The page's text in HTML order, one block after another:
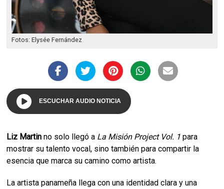
Fotos: Elysée Fernández
ESCUCHAR AUDIO NOTICIA
Liz Martin no solo llegó a La Misión Project Vol. 1 para
mostrar su talento vocal, sino también para compartir la
esencia que marca su camino como artista.
La artista panameña llega con una identidad clara y una